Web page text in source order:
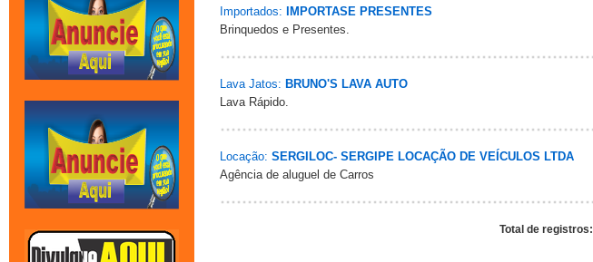
Importados:
IMPORTASE PRESENTES
Brinquedos e Presentes.
Lava Jatos: BRUNO'S LAVA AUTO
Lava Rápido.
Locação: SERGILOC- SERGIPE LOCAÇÃO DE VEÍCULOS LTDA
Agência de aluguel de Carros
Total de registros: